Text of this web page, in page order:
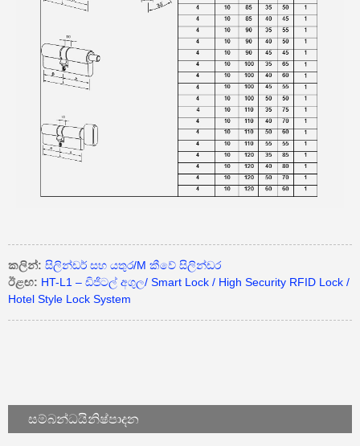
කලින්: සිලින්ඩර් සහ යතුර/M කීවේ සිලින්ඩර
ඊළඟ: HT-L1 – ඩිජිටල් අගුල/ Smart Lock / High Security RFID Lock /
Hotel Style Lock System
සම්බන්ධයිනිෂ්පාදන